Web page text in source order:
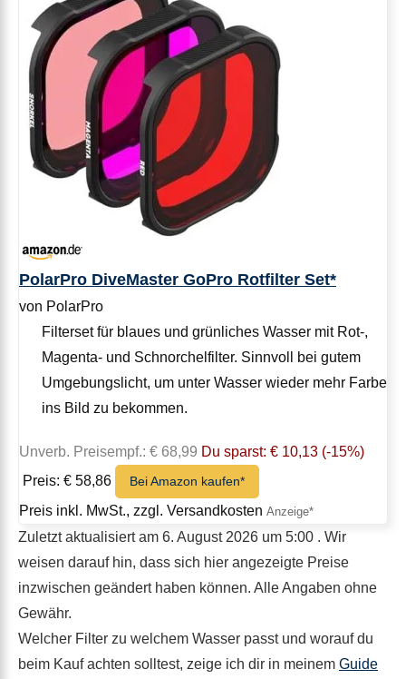
PolarPro DiveMaster GoPro Rotfilter Set*
von PolarPro
Filterset für blaues und grünliches Wasser mit Rot-,
Magenta- und Schnorchelfilter. Sinnvoll bei gutem
Umgebungslicht, um unter Wasser wieder mehr Farbe
ins Bild zu bekommen.
Unverb. Preisempf.: € 68,99 Du sparst: € 10,13 (-15%)
Preis: € 58,86
Bei Amazon kaufen*
Preis inkl. MwSt., zzgl. Versandkosten
Zuletzt aktualisiert am 6. August 2026 um 5:00 . Wir
weisen darauf hin, dass sich hier angezeigte Preise
inzwischen geändert haben können. Alle Angaben ohne
Gewähr.
Welcher Filter zu welchem Wasser passt und worauf du
beim Kauf achten solltest, zeige ich dir in meinem Guide